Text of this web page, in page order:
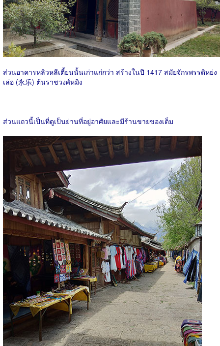
ส่วนอาคารหลิวหลีเตี้ยนนั้นเก่าแก่กว่า สร้างในปี 1417 สมัยจักรพรรดิหย่ง
เล่อ (永乐) ต้นราชวงศ์หมิง
ส่วนแถวนี้เป็นที่ดูเป็นย่านที่อยู่อาศัยและมีร้านขายของเต็ม